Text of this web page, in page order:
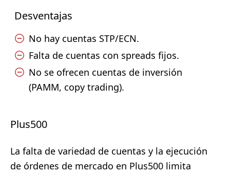
Desventajas
No hay cuentas STP/ECN.
Falta de cuentas con spreads fijos.
No se ofrecen cuentas de inversión
(PAMM, copy trading).
Plus500
La falta de variedad de cuentas y la ejecución
de órdenes de mercado en Plus500 limita